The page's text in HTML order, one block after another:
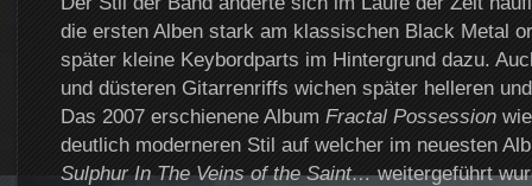
die ersten Alben stark am klassischen Black Metal
später kleine Keybordparts im Hintergrund dazu.
und düsteren Gitarrenriffs wichen später helleren
Das 2007 erschienene Album Fractal Possession
deutlich moderneren Stil auf welcher im neuesten
Sulphur In The Veins of the Saint…weitergeführt